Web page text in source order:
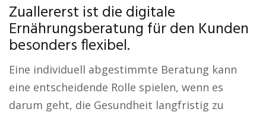
Zuallererst ist die digitale
Ernährungsberatung für den Kunden
besonders flexibel.
Eine individuell abgestimmte Beratung kann
eine entscheidende Rolle spielen, wenn es
darum geht, die Gesundheit langfristig zu